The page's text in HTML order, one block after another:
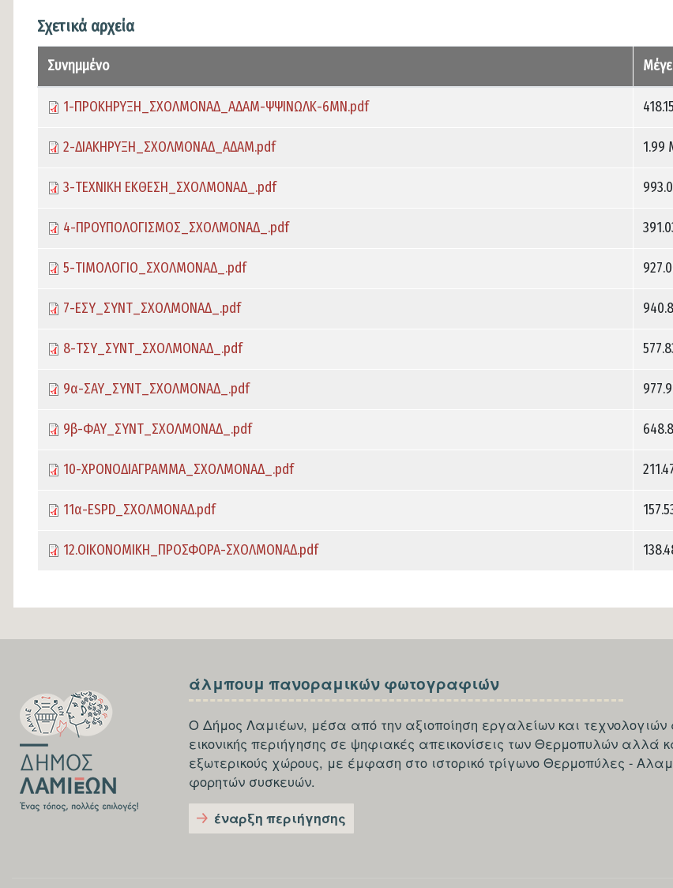
Σχετικά αρχεία
Συνημμένο
1-ΠΡΟΚΗΡΥΞΗ_ΣΧΟΛΜΟΝΑΔ_ΑΔΑΜ-ΨΨΙΝΩΛΚ-6ΜΝ.pdf
2-ΔΙΑΚΗΡΥΞΗ_ΣΧΟΛΜΟΝΑΔ_ΑΔΑΜ.pdf 1.99
3-ΤΕΧΝΙΚΗ ΕΚΘΕΣΗ_ΣΧΟΛΜΟΝΑΔ_.pdf
4-ΠΡΟΥΠΟΛΟΓΙΣΜΟΣ_ΣΧΟΛΜΟΝΑΔ_.pdf
5-ΤΙΜΟΛΟΓΙΟ_ΣΧΟΛΜΟΝΑΔ_.pdf
7-ΕΣΥ_ΣΥΝΤ_ΣΧΟΛΜΟΝΑΔ_.pdf
8-ΤΣΥ_ΣΥΝΤ_ΣΧΟΛΜΟΝΑΔ_.pdf
9α-ΣΑΥ_ΣΥΝΤ_ΣΧΟΛΜΟΝΑΔ_.pdf
9β-ΦΑΥ_ΣΥΝΤ_ΣΧΟΛΜΟΝΑΔ_.pdf
10-ΧΡΟΝΟΔΙΑΓΡΑΜΜΑ_ΣΧΟΛΜΟΝΑΔ_.pdf
11α-ESPD_ΣΧΟΛΜΟΝΑΔ.pdf
12.ΟΙΚΟΝΟΜΙΚΗ_ΠΡΟΣΦΟΡΑ-ΣΧΟΛΜΟΝΑΔ.pdf
FOOTER-
FIRST
SECTION
FOOTER-
άλμπουμ πανοραμικών φωτογραφιών
Ο Δήμος Λαμιέων, μέσα από την αξιοποίηση εργαλείων και τεχνολογιών
εικονικής περιήγησης σε ψηφιακές απεικονίσεις των Θερμοπυλών αλλά
εξωτερικούς χώρους, με έμφαση στο ιστορικό τρίγωνο Θερμοπύλες -
φορητών συσκευών.
έναρξη περιήγησης